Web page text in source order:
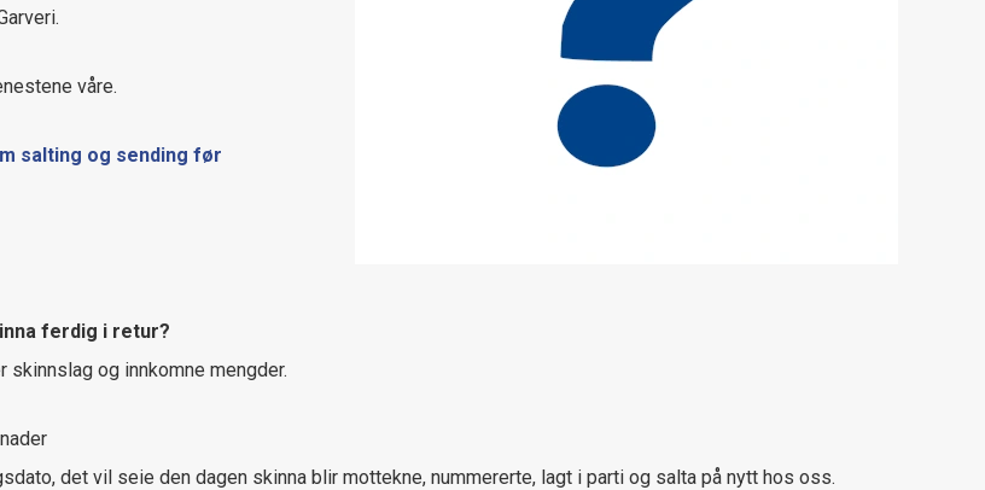
våre.
salting og sending før
ferdig i retur?
skinnslag og innkomne mengder.
det vil seie den dagen skinna blir mottekne, nummererte, lagt i parti og salta på nytt hos oss.